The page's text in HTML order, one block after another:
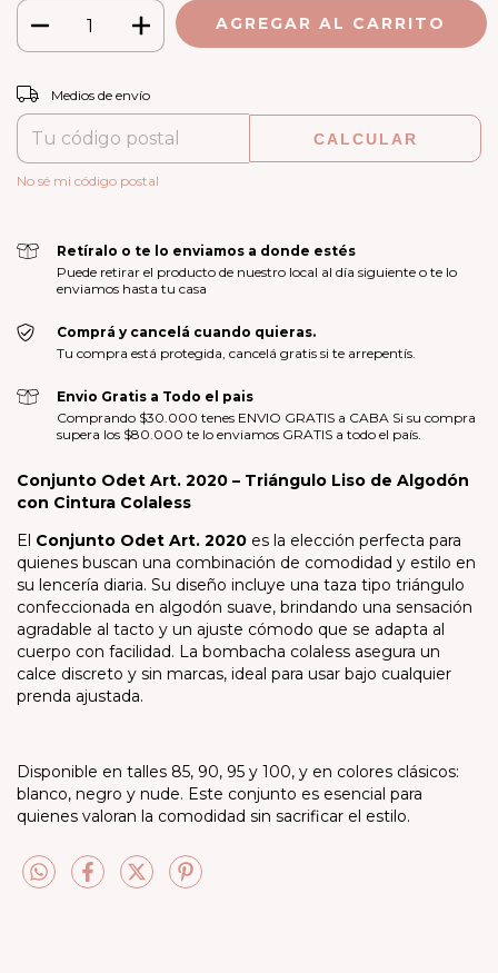
Entregas para el CP:
Medios de envío
CALCULAR
No sé mi código postal
Retíralo o te lo enviamos a donde estés
Puede retirar el producto de nuestro local al día siguiente o te lo
enviamos hasta tu casa
Comprá y cancelá cuando quieras.
Tu compra está protegida, cancelá gratis si te arrepentís.
Envio Gratis a Todo el pais
Comprando $30.000 tenes ENVIO GRATIS a CABA Si su compra
supera los $80.000 te lo enviamos GRATIS a todo el país.
Conjunto Odet Art. 2020 – Triángulo Liso de Algodón
con Cintura Colaless
El Conjunto Odet Art. 2020 es la elección perfecta para
quienes buscan una combinación de comodidad y estilo en
su lencería diaria. Su diseño incluye una taza tipo triángulo
confeccionada en algodón suave, brindando una sensación
agradable al tacto y un ajuste cómodo que se adapta al
cuerpo con facilidad. La bombacha colaless asegura un
calce discreto y sin marcas, ideal para usar bajo cualquier
prenda ajustada.
Disponible en talles 85, 90, 95 y 100, y en colores clásicos:
blanco, negro y nude. Este conjunto es esencial para
quienes valoran la comodidad sin sacrificar el estilo.